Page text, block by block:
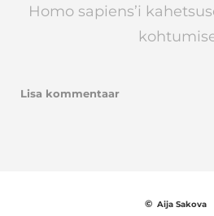
Homo sapiens’i
Lisa kommentaar
©Aija Sakova